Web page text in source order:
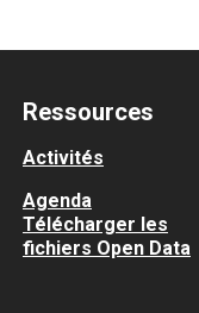
Ressources
Activités
Agenda
Télécharger les
fichiers Open Data